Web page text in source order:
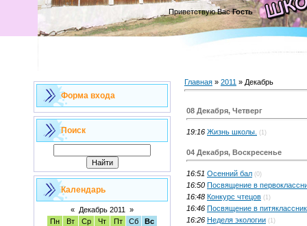
Приветствую Вас Гость
Форма входа
Поиск
Календарь
« Декабрь 2011
»
Пн
Вт Ср Чт Пт Сб
Вс
Главная » 2011 » Декабрь
08 Декабря, Четверг
19:16 Жизнь школы. (1)
04 Декабря, Воскресенье
16:51 Осенний бал (0)
16:50 Посвящение в
16:48 Конкурс чтецов (1)
16:46 Посвящение в
16:26 Неделя экологии (1)